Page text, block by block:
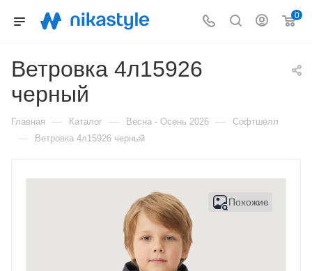
0
Ветровка 4л15926
черный
Главная — Каталог — Весна - Осень 2026 — Софтшелл
— Ветровка 4л15926 черный
Похожие